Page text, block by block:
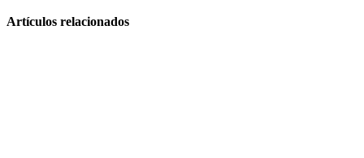
Artículos relacionados